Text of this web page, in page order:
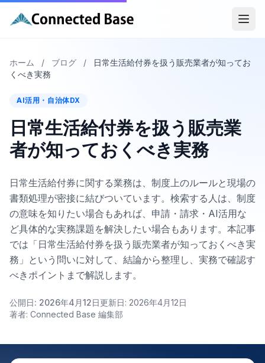
ホーム / ブログ /
日常生活給付券を扱う販売業者が知ってお
くべき実務
AI活用・自治体DX
日常生活給付券を扱う販売業
者が知っておくべき実務
日常生活給付券に関する業務は、制度上のルールと現場の
書類処理が密接に結びついています。検索する人は、制度
の意味を知りたい場合もあれば、申請・請求・AI活用な
ど具体的な実務課題を解決したい場合もあります。本記事
では「日常生活給付券を扱う販売業者が知っておくべき実
務」という問いに対して、結論から整理し、実務で確認す
べきポイントまで解説します。
公開日: 2026年4月12日更新日: 2026年4月12日
著者: Connected Base 編集部